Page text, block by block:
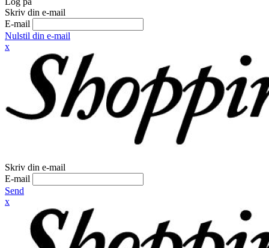
Skriv din e-mail
E-mail
Nulstil din e-mail
x
Skriv din e-mail
E-mail
Send
x